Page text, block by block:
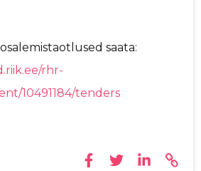
saata:
rhr-
10491184/tenders